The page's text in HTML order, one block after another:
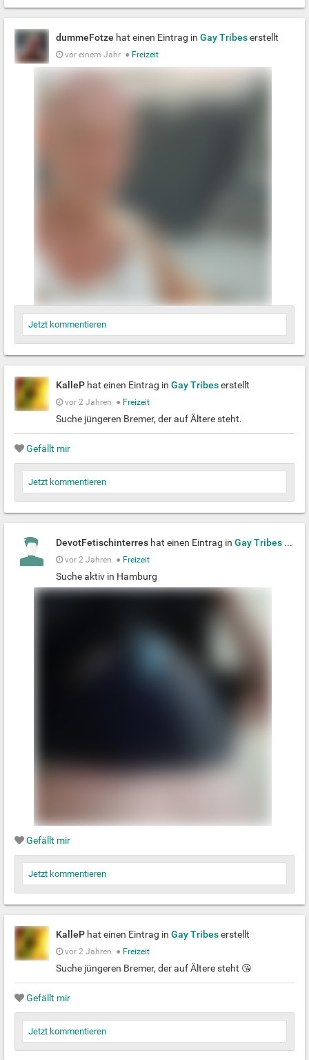
dummeFotze hat einen Eintrag in Gay Tribeserstellt
vor einem Jahr ● Freizeit
Jetzt kommentieren
KalleP hat einen Eintrag in Gay Tribeserstellt
vor 2 Jahren ● Freizeit
Suche jüngeren Bremer, der auf Ältere steht.
Gefällt mir
Jetzt kommentieren
DevotFetischinterres hat einen Eintrag in Gay Tribes
vor 2 Jahren ● Freizeit
Suche aktiv in Hamburg
Gefällt mir
Jetzt kommentieren
KalleP hat einen Eintrag in Gay Tribeserstellt
vor 2 Jahren ● Freizeit
Suche jüngeren Bremer, der auf Ältere steht 😘
Gefällt mir
Jetzt kommentieren